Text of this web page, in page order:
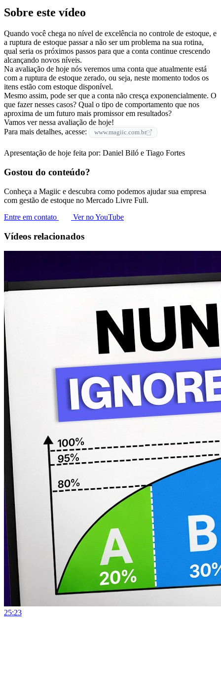
Sobre este vídeo
Quando você chega no nível de excelência no controle de estoque, e
a ruptura de estoque passar a não ser um problema na sua rotina,
qual seria os próximos passos para que a conta continue crescendo
alcançando novos níveis.
Na avaliação de hoje nós veremos uma conta que atualmente está
com a ruptura de estoque zerado, ou seja, neste momento todos os
itens estão com estoque disponível.
Mesmo assim, pode ser que a conta não cresça exponencialmente. O
que fazer nesses casos? Qual o tipo de comportamento que nos
aproxima de um futuro mais promissor em resultados?
Vamos ver nessa avaliação de hoje!
Para mais detalhes, acesse:
www.magiic.com.br
Apresentação de hoje feita por: Daniel Biló e Tiago Fortes
Gostou do conteúdo?
Conheça a Magiic e descubra como podemos ajudar sua empresa
com gestão de estoque no Mercado Livre Full.
Entre em contato
Ver no YouTube
Vídeos relacionados
25:23